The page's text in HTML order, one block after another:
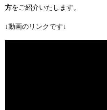
方をご紹介いたします。
↓動画のリンクです↓